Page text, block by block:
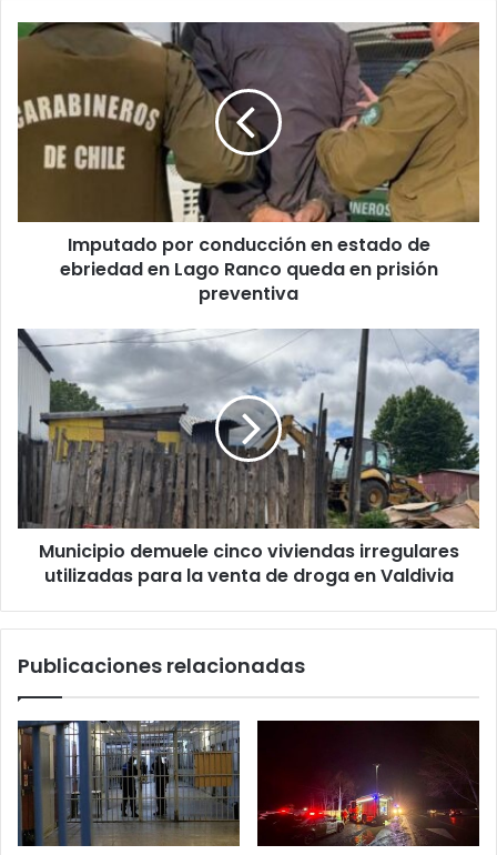
Imputado
en
estado
ebriedad
Lago
preventiva
Imputado por conducción en estado de
ebriedad en Lago Ranco queda en prisión
preventiva
Municipio
demuele
cinco
viviendas
irregulares
utilizadas
para
venta
droga
Municipio demuele cinco viviendas irregulares
utilizadas para la venta de droga en Valdivia
Publicaciones relacionadas